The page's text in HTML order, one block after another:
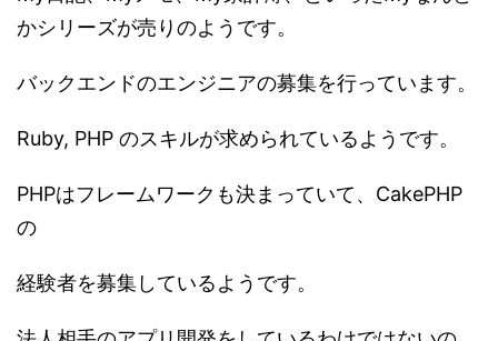
かシリーズが売りのようです。
バックエンドのエンジニアの募集を行っています。
Ruby, PHP のスキルが求められているようです。
PHPはフレームワークも決まっていて、CakePHP
の
経験者を募集しているようです。